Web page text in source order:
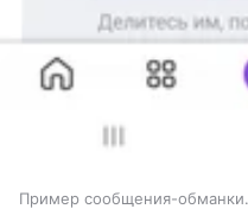
Пример сообщения-